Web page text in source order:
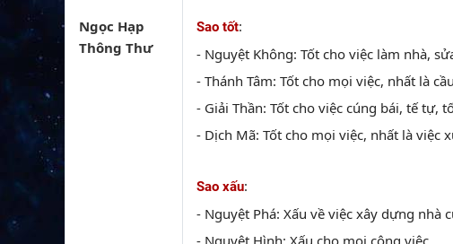
Ngọc Hạp
Thông Thư
Sao tốt:
- Nguyệt Không: Tốt cho việc làm nhà,
- Thánh Tâm: Tốt cho mọi việc, nhất là
- Giải Thần: Tốt cho việc cúng bái, tế tự,
- Dịch Mã: Tốt cho mọi việc, nhất là việc
Sao xấu:
- Nguyệt Phá: Xấu về việc xây dựng nhà
- Nguyệt Hình: Xấu cho mọi công việc.